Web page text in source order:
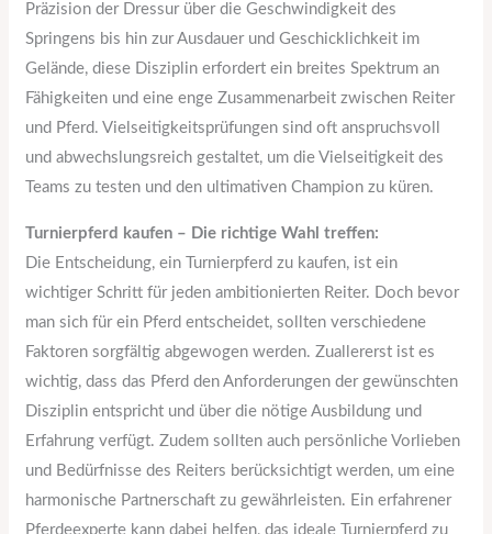
Präzision der Dressur über die Geschwindigkeit des
Springens bis hin zur Ausdauer und Geschicklichkeit im
Gelände, diese Disziplin erfordert ein breites Spektrum an
Fähigkeiten und eine enge Zusammenarbeit zwischen Reiter
und Pferd. Vielseitigkeitsprüfungen sind oft anspruchsvoll
und abwechslungsreich gestaltet, um die Vielseitigkeit des
Teams zu testen und den ultimativen Champion zu küren.
Turnierpferd kaufen – Die richtige Wahl treffen:
Die Entscheidung, ein Turnierpferd zu kaufen, ist ein
wichtiger Schritt für jeden ambitionierten Reiter. Doch bevor
man sich für ein Pferd entscheidet, sollten verschiedene
Faktoren sorgfältig abgewogen werden. Zuallererst ist es
wichtig, dass das Pferd den Anforderungen der gewünschten
Disziplin entspricht und über die nötige Ausbildung und
Erfahrung verfügt. Zudem sollten auch persönliche Vorlieben
und Bedürfnisse des Reiters berücksichtigt werden, um eine
harmonische Partnerschaft zu gewährleisten. Ein erfahrener
Pferdeexperte kann dabei helfen, das ideale Turnierpferd zu